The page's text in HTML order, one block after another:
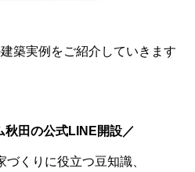
築実例をご紹介していきます
秋田の公式LINE開設／
くりに役立つ豆知識、